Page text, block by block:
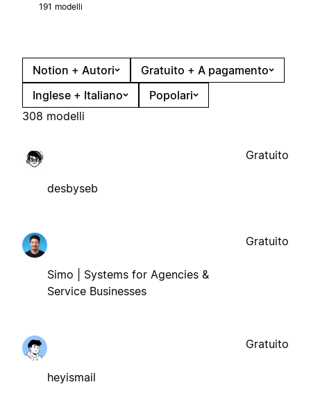
191 modelli
Notion + Autori
Gratuito + A pagamento
Inglese + Italiano
Popolari
308 modelli
desbyseb
Gratuito
Simo | Systems for Agencies &
Service Businesses
Gratuito
heyismail
Gratuito